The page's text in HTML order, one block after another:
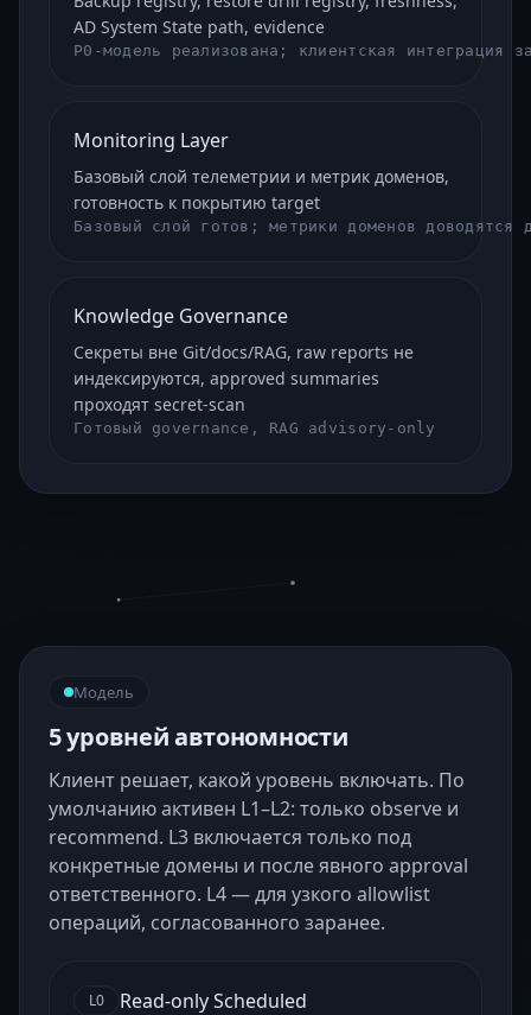
AD System State path, evidence
P0-модель реализована; клиентская интеграция
Monitoring Layer
Базовый слой телеметрии и метрик доменов,
готовность к покрытию target
Базовый слой готов; метрики доменов
Knowledge Governance
Секреты вне Git/docs/RAG, raw reports не
индексируются, approved summaries
проходят secret-scan
Готовый governance, RAG advisory-only
Модель
5 уровней автономности
Клиент решает, какой уровень включать. По
умолчанию активен L1–L2: только observe и
recommend. L3 включается только под
конкретные домены и после явного approval
ответственного. L4 — для узкого allowlist
операций, согласованного заранее.
L0 Read-only Scheduled